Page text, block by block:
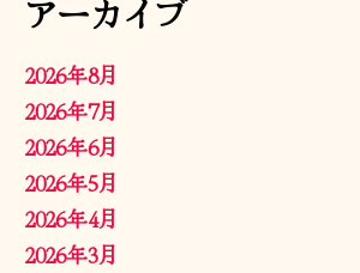
アーカイブ
2026年8月
2026年7月
2026年6月
2026年5月
2026年4月
2026年3月